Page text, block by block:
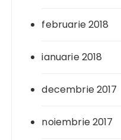
februarie 2018
ianuarie 2018
decembrie 2017
noiembrie 2017